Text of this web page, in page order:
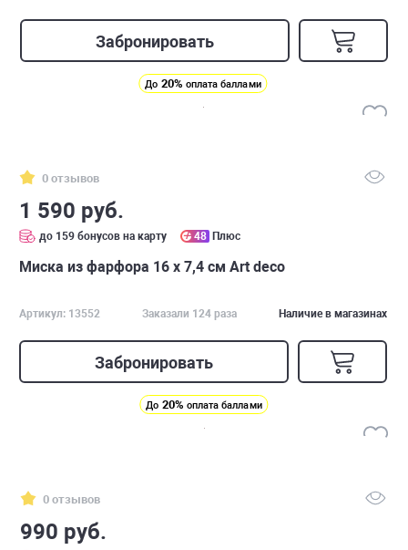
Забронировать
До 20% оплата баллами
0 отзывов
1 590 руб.
до 159 бонусов на карту 48 Плюс
Миска из фарфора 16 х 7,4 см Art deco
Артикул: 13552 Заказали 124 раза Наличие в магазинах
Забронировать
До 20% оплата баллами
0 отзывов
990 руб.